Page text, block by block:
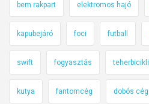
bem rakpart elektromos hajó
kapubejáró foci futball
swift fogyasztás teherbicikli
kutya fantomcég dobós cég